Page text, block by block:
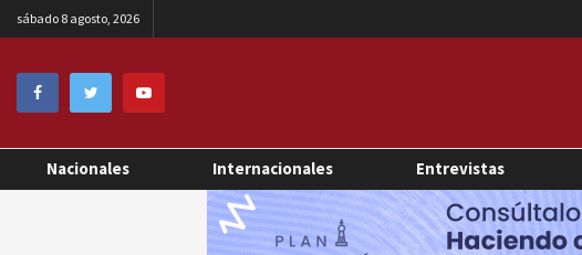
sábado 8 agosto, 2026
Nacionales Internacionales Entrevistas